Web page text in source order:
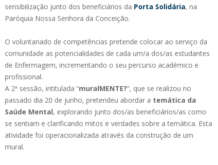
sensibilização junto dos beneficiários da Porta Solidária, na
Paróquia Nossa Senhora da Conceição.
O voluntariado de competências pretende colocar ao serviço da
comunidade as potencialidades de cada um/a dos/as estudantes
de Enfermagem, incrementando o seu percurso académico e
profissional.
A 2ª sessão, intitulada “muralMENTE?”, que se realizou no
passado dia 20 de junho, pretendeu abordar a temática da
Saúde Mental, explorando junto dos/as beneficiários/as como
se sentiam e clarificando mitos e verdades sobre a temática. Esta
atividade foi operacionalizada através da construção de um
mural.